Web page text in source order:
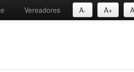
Vereadores A- A+